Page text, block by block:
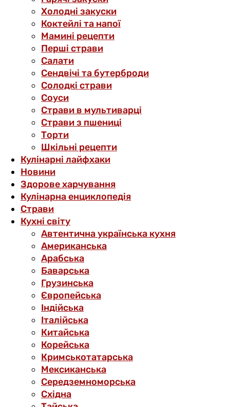
Холодні закуски
Коктейлі та напої
Мамині рецепти
Перші страви
Салати
Сендвічі та бутерброди
Солодкі страви
Соуси
Страви в мультиварці
Страви з пшениці
Торти
Шкільні рецепти
Кулінарні лайфхаки
Новини
Здорове харчування
Кулінарна енциклопедія
Страви
Кухні світу
Автентична українська кухня
Американська
Арабська
Баварська
Грузинська
Європейська
Індійська
Італійська
Китайська
Корейська
Кримськотатарська
Мексиканська
Середземноморська
Східна